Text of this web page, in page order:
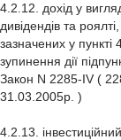
4.2.12. дохід у
дивідендів та
зазначених у пункті
зупинення дії
Закон N 2285-IV (
31.03.2005р. )
4.2.13.